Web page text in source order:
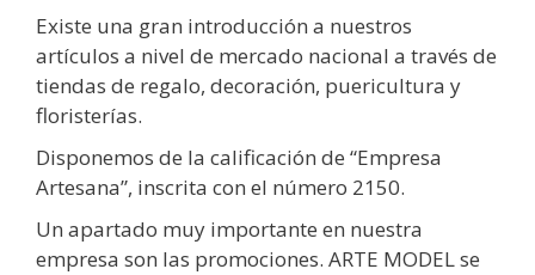
Existe una gran introducción a nuestros
artículos a nivel de mercado nacional a través de
tiendas de regalo, decoración, puericultura y
floristerías.
Disponemos de la calificación de “Empresa
Artesana”, inscrita con el número 2150.
Un apartado muy importante en nuestra
empresa son las promociones. ARTE MODEL se